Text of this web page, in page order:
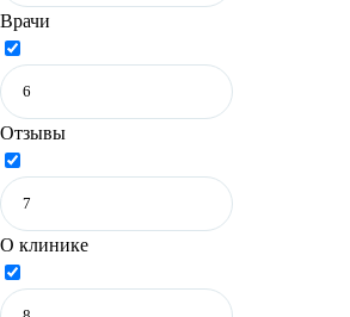
Врачи
Отзывы
О клинике